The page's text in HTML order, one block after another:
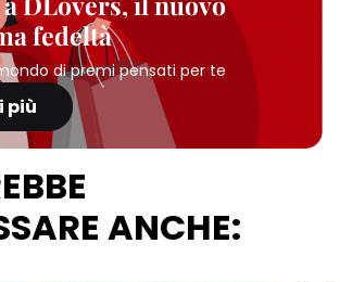
fedeltà
di premi pensati per te
più
ANCHE: